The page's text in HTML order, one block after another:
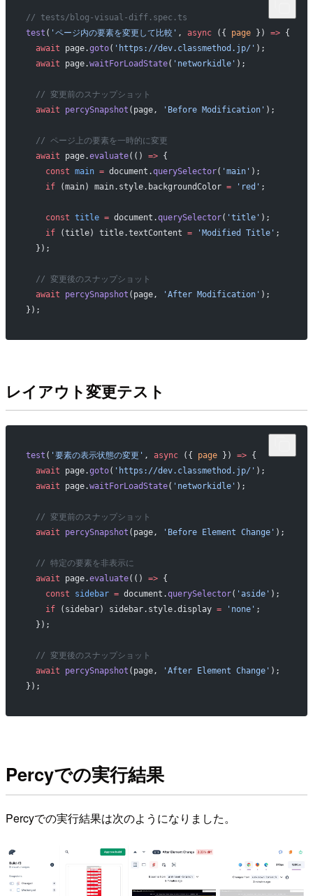
// tests/blog-visual-diff.spec.ts
test ( 'ページ内の要素を変更して比較' , async ({ page }) => {
  await
page.goto( 'https://dev.classmethod.jp/' );
  await
page.waitForLoadState( 'networkidle' );
  // 変更前のスナップショット
  await
percySnapshot (page, 'Before Modification' );
  // ページ上の要素を一時的に変更
  await
page.evaluate(() => {
    const
main = document.querySelector( 'main' );
    if
(main) main.style.backgroundColor = 'red' ;
    const
title = document.querySelector( 'title' );
    if
(title) title.textContent = 'Modified Title' ;
  });
  // 変更後のスナップショット
  await
percySnapshot (page, 'After Modification' );
});
レイアウト変更テスト
test ( '要素の表示状態の変更' , async ({ page }) => {
  await
page.goto( 'https://dev.classmethod.jp/' );
  await
page.waitForLoadState( 'networkidle' );
  // 変更前のスナップショット
  await
percySnapshot (page, 'Before Element Change' );
  // 特定の要素を非表示に
  await
page.evaluate(() => {
    const
sidebar = document.querySelector( 'aside' );
    if
(sidebar) sidebar.style.display = 'none' ;
  });
  // 変更後のスナップショット
  await
percySnapshot (page, 'After Element Change' );
});
Percyでの実行結果
Percyでの実行結果は次のようになりました。